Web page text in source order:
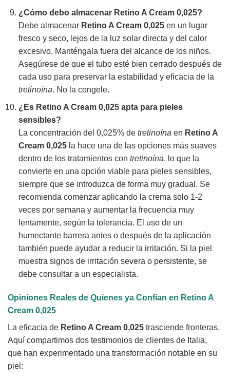
¿Cómo debo almacenar Retino A Cream 0,025?
Debe almacenar Retino A Cream 0,025en un lugar
fresco y seco, lejos de la luz solar directa y del calor
excesivo. Manténgala fuera del alcance de los niños.
Asegúrese de que el tubo esté bien cerrado después de
cada uso para preservar la estabilidad y eficacia de la
tretinoína. No la congele.
¿Es Retino A Cream 0,025apta para pieles
sensibles?
La concentración del 0,025% de tretinoínaen Retino A
Cream 0,025la hace una de las opciones más suaves
dentro de los tratamientos con tretinoína, lo que la
convierte en una opción viable para pieles sensibles,
siempre que se introduzca de forma muy gradual. Se
recomienda comenzar aplicando la crema solo 1-2
veces por semana y aumentar la frecuencia muy
lentamente, según la tolerancia. El uso de un
humectante barrera antes o después de la aplicación
también puede ayudar a reducir la irritación. Si la piel
muestra signos de irritación severa o persistente, se
debe consultar a un especialista.
Opiniones Reales de Quienes ya Confían en Retino A
Cream 0,025
La eficacia de Retino A Cream 0,025 trasciende fronteras.
Aquí compartimos dos testimonios de clientes de Italia,
que han experimentado una transformación notable en su
piel: